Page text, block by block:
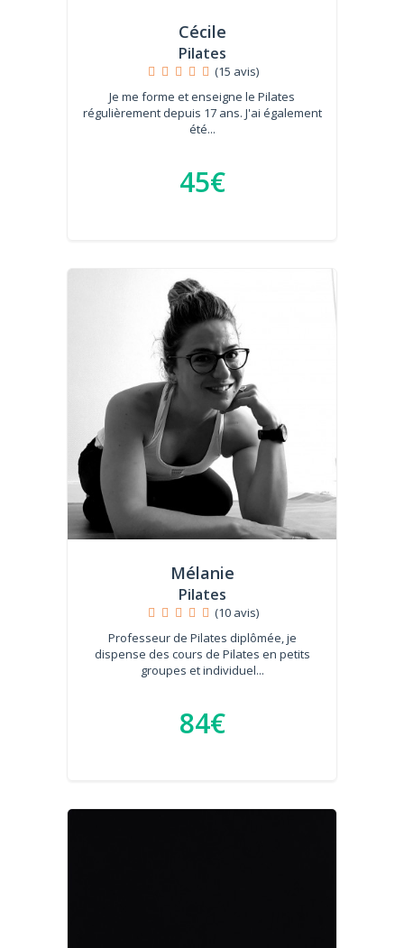
Cécile
Pilates
(15 avis)
Je me forme et enseigne le Pilates
régulièrement depuis 17 ans. J'ai également
été...
45€
Mélanie
Pilates
(10 avis)
Professeur de Pilates diplômée, je
dispense des cours de Pilates en petits
groupes et individuel...
84€